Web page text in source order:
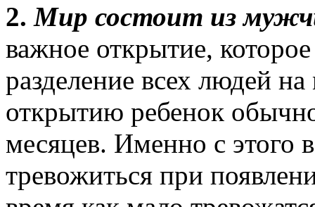
2.Мир состоит из
важное открытие,
разделение всех людей
открытию ребенок
месяцев. Именно с этого
тревожиться при